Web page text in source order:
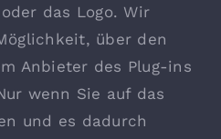
das Logo. Wir
über den
Anbieter des Plug-ins
wenn Sie auf das
und es dadurch